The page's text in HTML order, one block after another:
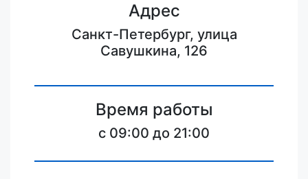
Адрес
Санкт-Петербург, улица
Савушкина, 126
Время работы
c 09:00 до 21:00